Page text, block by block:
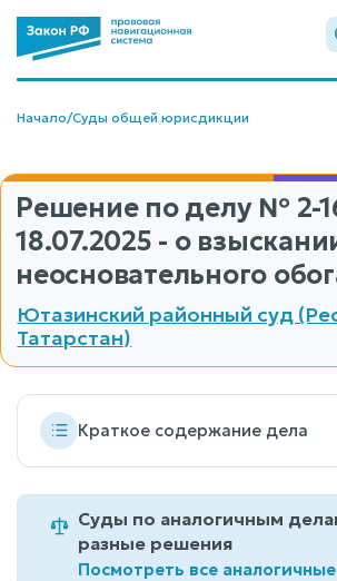
Начало/Суды общей юрисдикции
Решение по делу № 2-
18.07.2025 - о
неосновательного
Ютазинский районный суд
Татарстан)
Краткое содержание дела
Суды по аналогичным
разные решения
Посмотреть все